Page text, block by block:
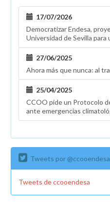
17/07/2026
Democratizar Endesa,
Universidad de Sevilla para
27/06/2025
Ahora más que nunca: al
25/04/2025
CCOO pide un Protocolo
ante emergencias
Tweets por @ccooendesa
Tweets de ccooendesa